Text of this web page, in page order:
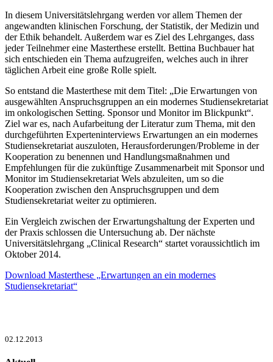
In diesem Universitätslehrgang werden vor allem Themen der
angewandten klinischen Forschung, der Statistik, der Medizin und
der Ethik behandelt. Außerdem war es Ziel des Lehrganges, dass
jeder Teilnehmer eine Masterthese erstellt. Bettina Buchbauer hat
sich entschieden ein Thema aufzugreifen, welches auch in ihrer
täglichen Arbeit eine große Rolle spielt.
So entstand die Masterthese mit dem Titel: „Die Erwartungen von
ausgewählten Anspruchsgruppen an ein modernes Studiensekretariat
im onkologischen Setting. Sponsor und Monitor im Blickpunkt“.
Ziel war es, nach Aufarbeitung der Literatur zum Thema, mit den
durchgeführten Experteninterviews Erwartungen an ein modernes
Studiensekretariat auszuloten, Herausforderungen/Probleme in der
Kooperation zu benennen und Handlungsmaßnahmen und
Empfehlungen für die zukünftige Zusammenarbeit mit Sponsor und
Monitor im Studiensekretariat Wels abzuleiten, um so die
Kooperation zwischen den Anspruchsgruppen und dem
Studiensekretariat weiter zu optimieren.
Ein Vergleich zwischen der Erwartungshaltung der Experten und
der Praxis schlossen die Untersuchung ab. Der nächste
Universitätslehrgang „Clinical Research“ startet voraussichtlich im
Oktober 2014.
Download Masterthese „Erwartungen an ein modernes
Studiensekretariat“
02.12.2013